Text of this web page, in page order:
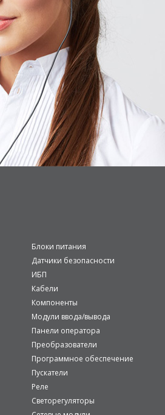
Блоки питания
Датчики безопасности
ИБП
Кабели
Компоненты
Модули ввода/вывода
Панели оператора
Преобразователи
Программное обеспечение
Пускатели
Реле
Светорегуляторы